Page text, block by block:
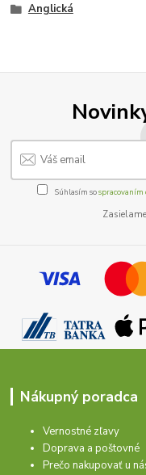
Anglická
Súhlasím sospracovaním
Nákupný poradca
Vernostné zľavy
Doprava a poštovné
Prečo nakupovať u